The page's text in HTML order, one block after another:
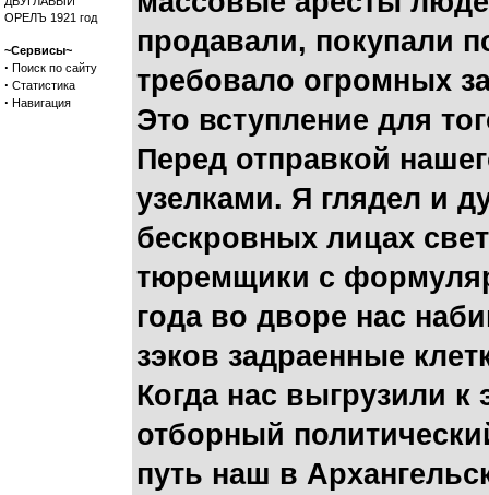
ОРЕЛЪ 1921 год
~Сервисы~
· Поиск по сайту
· Статистика
· Навигация
продавали, покупали
требовало огромных
Это вступление для
Перед отправкой
узелками. Я глядел и
бескровных лицах
тюремщики с
года во дворе нас
зэков задраенные
Когда нас выгрузили
отборный
путь наш в